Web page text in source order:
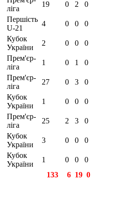
ліга
19 0 2 0
Першість
U-21
4 0 0 0
Кубок
України
2 0 0 0
Прем'єр-
ліга
1 0 1 0
Прем'єр-
ліга
27 0 3 0
Кубок
України
1 0 0 0
Прем'єр-
ліга
25 2 3 0
Кубок
України
3 0 0 0
Кубок
України
1 0 0
0
133 6 19 0